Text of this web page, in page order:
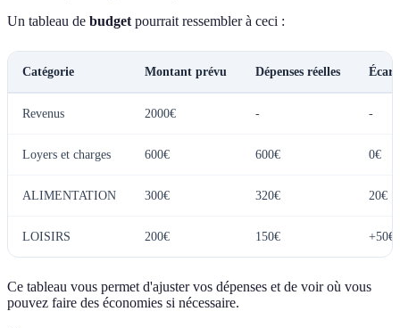
Un tableau de budgetpourrait ressembler à ceci :
Catégorie Montant prévu Dépenses réelles Écart
Revenus 2000€ - -
Loyers et charges 600€ 600€ 0€
ALIMENTATION 300€ 320€ 20€
LOISIRS 200€ 150€ +50€
Ce tableau vous permet d'ajuster vos dépenses et de voir où vous
pouvez faire des économies si nécessaire.